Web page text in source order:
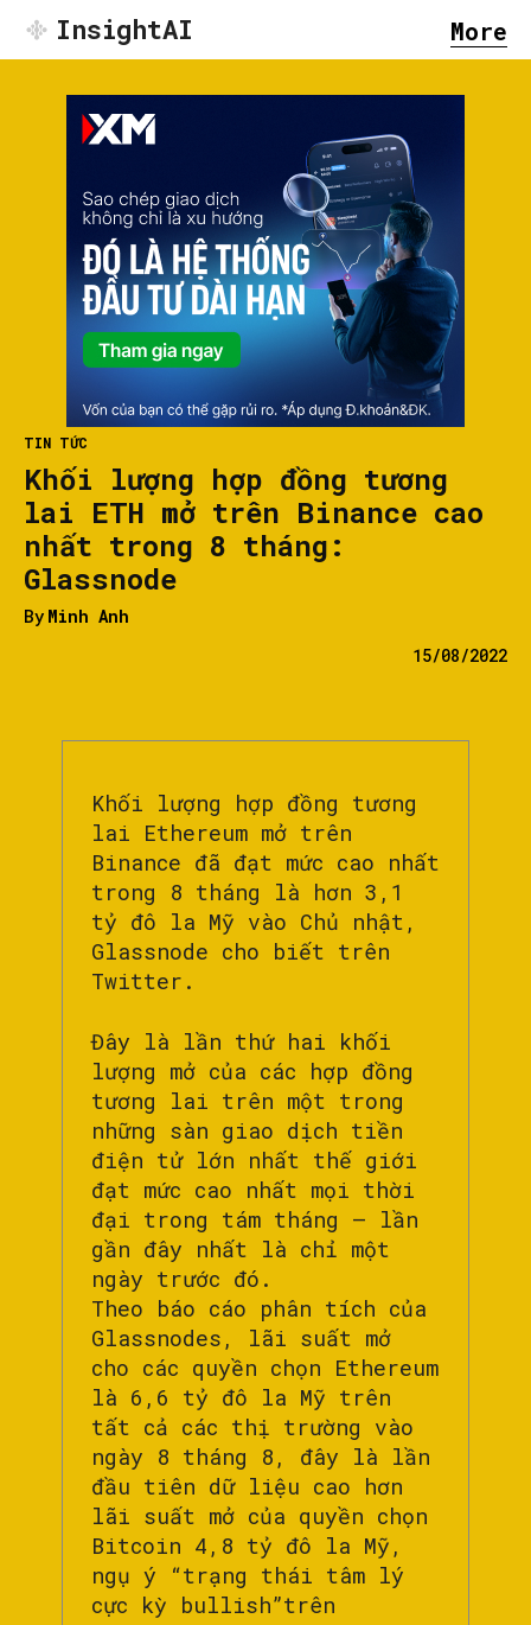
InsightAI More
TIN TỨC
Khối lượng hợp đồng tương
lai ETH mở trên Binance cao
nhất trong 8 tháng:
Glassnode
By Minh Anh
15/08/2022
Khối lượng hợp đồng tương
lai Ethereum mở trên
Binance đã đạt mức cao nhất
trong 8 tháng là hơn 3,1
tỷ đô la Mỹ vào Chủ nhật,
Glassnode cho biết trên
Twitter.
Đây là lần thứ hai khối
lượng mở của các hợp đồng
tương lai trên một trong
những sàn giao dịch tiền
điện tử lớn nhất thế giới
đạt mức cao nhất mọi thời
đại trong tám tháng – lần
gần đây nhất là chỉ một
ngày trước đó.
Theo báo cáo phân tích của
Glassnodes, lãi suất mở
cho các quyền chọn Ethereum
là 6,6 tỷ đô la Mỹ trên
tất cả các thị trường vào
ngày 8 tháng 8, đây là lần
đầu tiên dữ liệu cao hơn
lãi suất mở của quyền chọn
Bitcoin 4,8 tỷ đô la Mỹ,
ngụ ý “trạng thái tâm lý
cực kỳ bullish”trên